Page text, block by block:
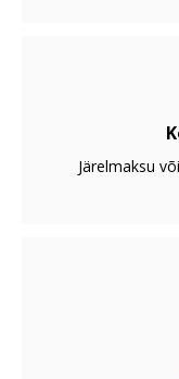
Järelmaksu